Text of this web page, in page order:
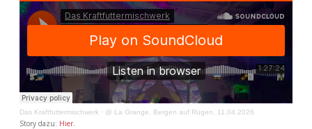
Das Kraftfuttermischwerk · @ La Grange, Bergen auf Rügen, 11.04.2026
Story dazu: Hier.